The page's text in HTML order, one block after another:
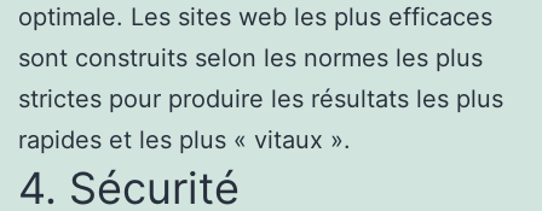
optimale. Les sites web les plus efficaces
sont construits selon les normes les plus
strictes pour produire les résultats les plus
rapides et les plus « vitaux ».
4. Sécurité